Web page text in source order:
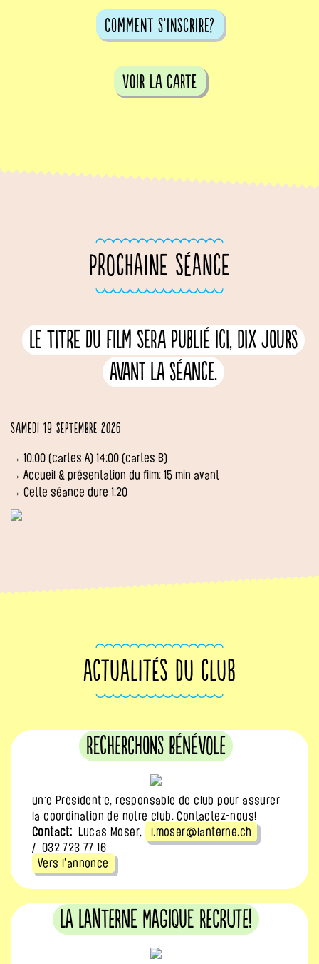
comment s'inscrire?
voir la carte
PROCHAINE SÉANCE
Le titre du film sera publié ici, dix jours
avant la séance.
Samedi 19 septembre 2026
→ 10:00 (cartes A) 14:00 (cartes B)
→ Accueil & présentation du film: 15 min avant
→ Cette séance dure 1:20
ACTUALITÉS DU CLUB
Recherchons bénévole
un·e Président·e, responsable de club pour assurer
la coordination de notre club. Contactez-nous!
Contact: Lucas Moser,
l.moser@lanterne.ch
/ 032 723 77 16
Vers l'annonce
La Lanterne Magique recrute!